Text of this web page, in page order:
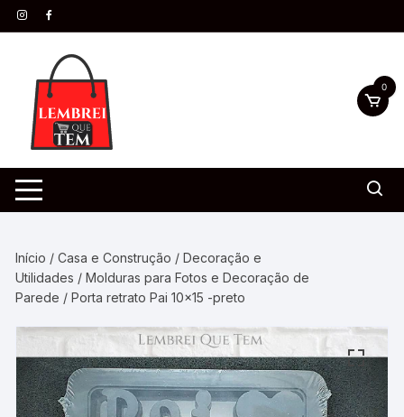
0
Início /Casa e Construção /Decoração e
Utilidades /Molduras para Fotos e Decoração de
Parede / Porta retrato Pai 10×15 -preto